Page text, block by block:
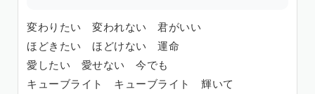
変わりたい 変われない 君がいい
ほどきたい ほどけない 運命
愛したい 愛せない 今でも
キューブライト キューブライト 輝いて